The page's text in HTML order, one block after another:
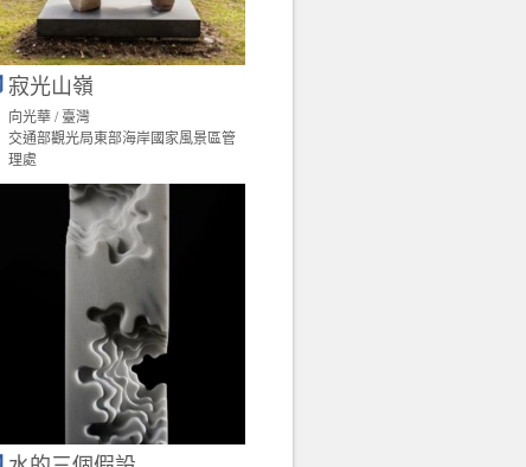
寂光山嶺
向光華 / 臺灣
交通部觀光局東部海岸國家風景區管
理處